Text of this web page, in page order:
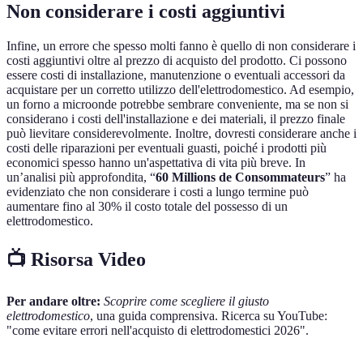
Non considerare i costi aggiuntivi
Infine, un errore che spesso molti fanno è quello di non considerare i
costi aggiuntivi oltre al prezzo di acquisto del prodotto. Ci possono
essere costi di installazione, manutenzione o eventuali accessori da
acquistare per un corretto utilizzo dell'elettrodomestico. Ad esempio,
un forno a microonde potrebbe sembrare conveniente, ma se non si
considerano i costi dell'installazione e dei materiali, il prezzo finale
può lievitare considerevolmente. Inoltre, dovresti considerare anche i
costi delle riparazioni per eventuali guasti, poiché i prodotti più
economici spesso hanno un'aspettativa di vita più breve. In
un’analisi più approfondita, “60 Millions de Consommateurs” ha
evidenziato che non considerare i costi a lungo termine può
aumentare fino al 30% il costo totale del possesso di un
elettrodomestico.
📺 Risorsa Video
Per andare oltre: Scoprire come scegliere il giusto
elettrodomestico, una guida comprensiva. Ricerca su YouTube:
"come evitare errori nell'acquisto di elettrodomestici 2026".